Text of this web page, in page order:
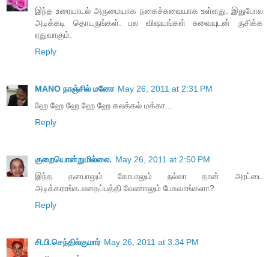
இந்த உரையாடல் அருமையாக நகைச்சுவையாக உள்ளது. இதுபோல
அடிக்கடி தொடருங்கள். பல விஷயங்கள் சுவையுடன் ருசிக்க
ஏதுவாகும்.
Reply
MANO நாஞ்சில் மனோ May 26, 2011 at 2:31 PM
ஹே ஹே ஹே ஹே ஹே கலக்கல் மக்கா...
Reply
குறையொன்றுமில்லை. May 26, 2011 at 2:50 PM
இந்த தனபாலும் கோபாலும் நல்லா தான் அரட்டை
அடிக்கராங்க.எதைப்பத்தி வேணாலும் பேசுவாங்களா?
Reply
சி.பி.செந்தில்குமார் May 26, 2011 at 3:34 PM